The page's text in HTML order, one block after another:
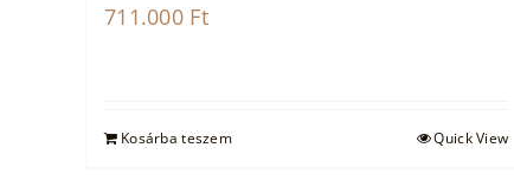
711.000 Ft
Kosárba teszem Quick View